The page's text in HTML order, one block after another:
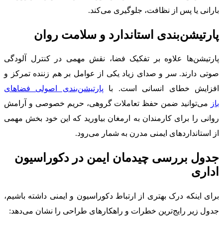
بارانی یا پس از نظافت، جلوگیری می‌کند.
پارتیشن‌بندی استاندارد و سلامت روان
پارتیشن‌ها علاوه بر تفکیک فضا، نقش مهمی در کنترل آلودگی
صوتی دارند. سر و صدای زیاد یکی از عوامل بر هم زننده تمرکز و
افزایش خطای انسانی است. با پارتیشن‌بندی اصولی فضاهای
باز می‌توانید ضمن حفظ تعاملات گروهی، حریم خصوصی و آرامش
روانی را برای کارمندان به ارمغان بیاورید که این خود بخش مهمی
از استانداردهای ایمنی مدرن به شمار می‌رود.
جدول بررسی چیدمان ایمن در دکوراسیون
اداری
برای اینکه درک بهتری از ارتباط دکوراسیون و ایمنی داشته باشیم،
جدول زیر رایج‌ترین خطرات و راهکارهای طراحی را نشان می‌دهد: